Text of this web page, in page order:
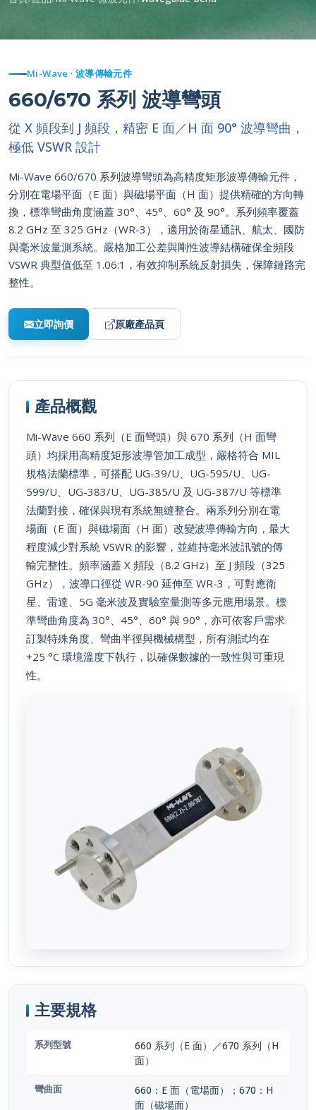
660/670 系列 波導彎頭
從 X 頻段到 J 頻段，精密 E 面／H 面 90° 波導彎曲，
極低 VSWR 設計
分別在電場平面（E 面）與磁場平面（H 面）提供精確的方向轉
換，標準彎曲角度涵蓋 30°、45°、60° 及 90°。系列頻率覆蓋
8.2 GHz 至 325 GHz（WR-3），適用於衛星通訊、航太、國防
與毫米波量測系統。嚴格加工公差與剛性波導結構確保全頻段
VSWR 典型值低至 1.06:1，有效抑制系統反射損失，保障鏈路完
整性。
立即詢價 原廠產品頁
頭）均採用高精度矩形波導管加工成型，嚴格符合 MIL
規格法蘭標準，可搭配 UG-39/U、UG-595/U、UG-
599/U、UG-383/U、UG-385/U 及 UG-387/U 等標準
法蘭對接，確保與現有系統無縫整合。兩系列分別在電
場面（E 面）與磁場面（H 面）改變波導傳輸方向，最大
程度減少對系統 VSWR 的影響，並維持毫米波訊號的傳
輸完整性。頻率涵蓋 X 頻段（8.2 GHz）至 J 頻段（325
GHz），波導口徑從 WR-90 延伸至 WR-3，可對應衛
星、雷達、5G 毫米波及實驗室量測等多元應用場景。標
準彎曲角度為 30°、45°、60° 與 90°，亦可依客戶需求
訂製特殊角度、彎曲半徑與機械構型，所有測試均在
+25 °C 環境溫度下執行，以確保數據的一致性與可重現
性。
面）
彎曲面
660：E 面（電場面）；670：H
面（磁場面）